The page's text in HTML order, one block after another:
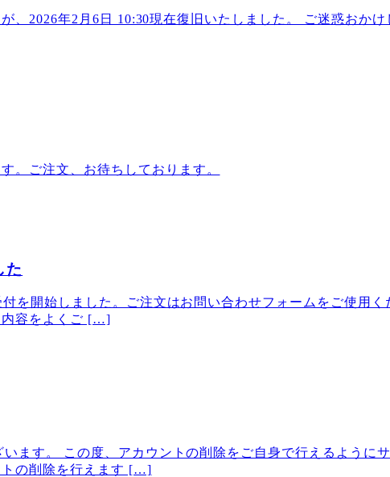
、2026年2月6日 10:30現在復旧いたしました。 ご迷惑おか
。ご注文、お待ちしております。
た
を開始しました。ご注文はお問い合わせフォームをご使用
内容をよくご […]
ます。 この度、アカウントの削除をご自身で行えるように
トの削除を行えます […]